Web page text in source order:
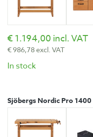
1.194,00 incl. VAT
986,78 excl. VAT
In stock
Sjöbergs Nordic Pro